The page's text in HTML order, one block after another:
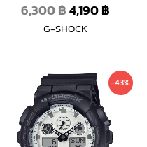
6,300฿4,190฿
G-SHOCK
-43%
Original
price
was:
5,200 ฿.
price
2,990